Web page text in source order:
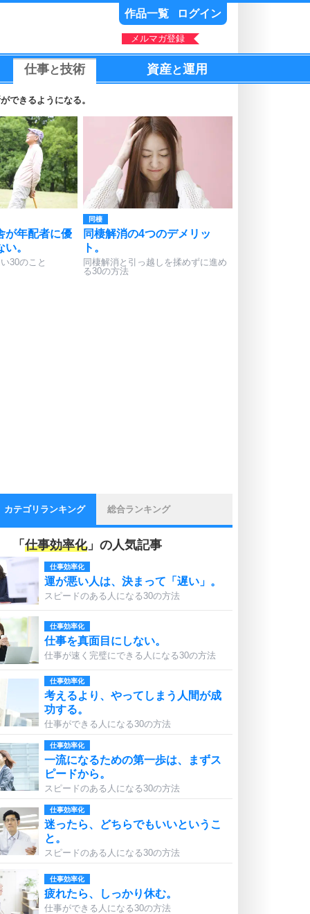
作品一覧 ログイン
メルマガ登録
仕事と技術 資産と運用
できるようになる。
が年配者に優
。
30のこと
同棲
同棲解消の4つのデメリッ
ト。
同棲解消と引っ越しを揉めずに進め
る30の方法
カテゴリランキング 総合ランキング
「 仕事効率化」の人気記事
仕事効率化
運が悪い人は、決まって「遅い」。
スピードのある人になる30の方法
仕事効率化
仕事を真面目にしない。
仕事が速く完璧にできる人になる30の方法
仕事効率化
考えるより、やってしまう人間が成
功する。
仕事ができる人になる30の方法
仕事効率化
一流になるための第一歩は、まずス
ピードから。
スピードのある人になる30の方法
仕事効率化
迷ったら、どちらでもいいというこ
と。
スピードのある人になる30の方法
仕事効率化
疲れたら、しっかり休む。
仕事ができる人になる30の方法